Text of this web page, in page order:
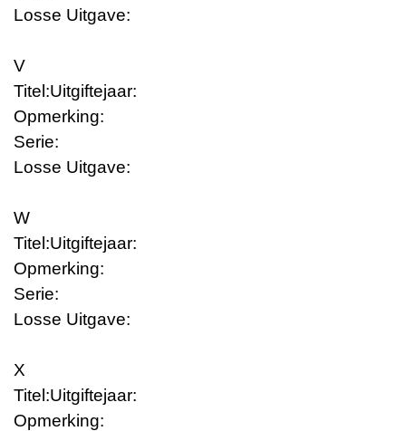
Losse Uitgave:
V
Titel:Uitgiftejaar:
Opmerking:
Serie:
Losse Uitgave:
W
Titel:Uitgiftejaar:
Opmerking:
Serie:
Losse Uitgave:
X
Titel:Uitgiftejaar:
Opmerking: